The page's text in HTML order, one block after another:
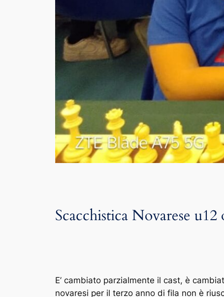
Scacchistica Novarese
E’ cambiato parzialmente il cast, è
novaresi per il terzo anno di fila non è